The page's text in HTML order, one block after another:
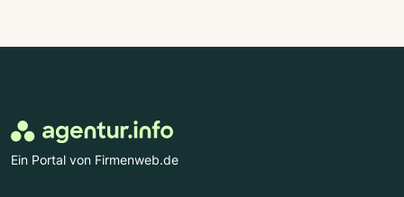
Ein Portal von Firmenweb.de